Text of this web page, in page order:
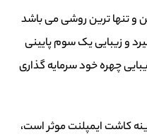
و تنها ترین روشی می باشد
و زیبایی یک سوم پایینی
چهره خود سرمایه گذاری
کاشت ایمپلنت موثر است،